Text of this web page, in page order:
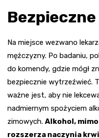
Na miejsce wezwano
mężczyzny. Po badaniu,
do komendy, gdzie mógł
bezpiecznie wytrzeźwieć.
ważne jest, aby nie
nadmiernym spożyciem
zimowych. Alkohol, mimo
rozszerza naczynia